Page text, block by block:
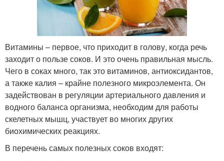
Витамины – первое, что приходит в голову, когда речь
заходит о пользе соков. И это очень правильная мысль.
Чего в соках много, так это витаминов, антиоксидантов,
а также калия – крайне полезного микроэлемента. Он
задействован в регуляции артериального давления и
водного баланса организма, необходим для работы
скелетных мышц, участвует во многих других
биохимических реакциях.
В перечень самых полезных соков входят: